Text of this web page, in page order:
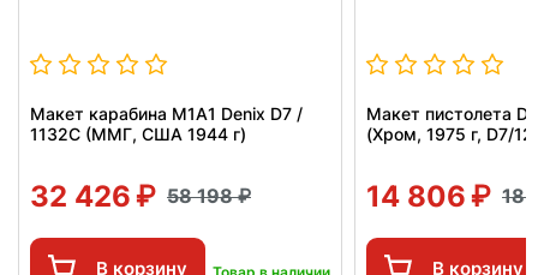
Макет карабина M1A1 Denix D7 /
1132C (ММГ, США 1944 г)
32 426 58 198
В корзину
Макет пистолета
(Хром, 1975 г, D7/
14 806 18
В корзину